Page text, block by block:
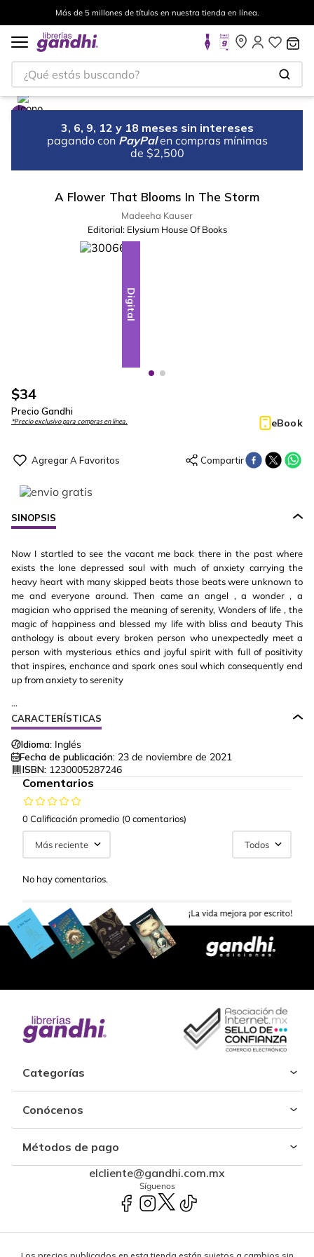
Más de 5 millones de títulos en nuestra tienda en línea.
¿Qué estás buscando?
3, 6, 9, 12 y 18 meses sin intereses
pagando con PayPal en compras mínimas
de $2,500
A Flower That Blooms In The Storm
Madeeha Kauser
Editorial: Elysium House Of Books
Digital
$34
Precio Gandhi
*Precio exclusivo para compras en línea. eBook
SINOPSIS
Now I startled to see the vacant me back there in the past where
exists the lone depressed soul with much of anxiety carrying the
heavy heart with many skipped beats those beats were unknown to
me and everyone around. Then came an angel , a wonder , a
magician who apprised the meaning of serenity, Wonders of life , the
magic of happiness and blessed my life with bliss and beauty This
anthology is about every broken person who unexpectedly meet a
person with mysterious ethics and joyful spirit with full of positivity
that inspires, enchance and spark ones soul which consequently end
up from anxiety to serenity
...
CARACTERÍSTICAS
Idioma: Inglés
Fecha de publicación: 23 de noviembre de 2021
ISBN: 1230005287246
Comentarios
0 Calificación promedio (0 comentarios)
Más reciente Todos
No hay comentarios.
Categorías
Conócenos
Métodos de pago
elcliente@gandhi.com.mx
Síguenos